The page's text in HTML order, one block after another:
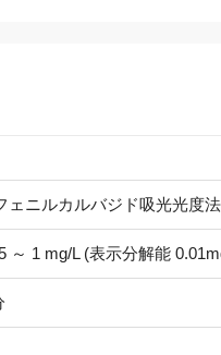
ェニルカルバジド吸光光度法
～ 1 mg/L (表示分解能